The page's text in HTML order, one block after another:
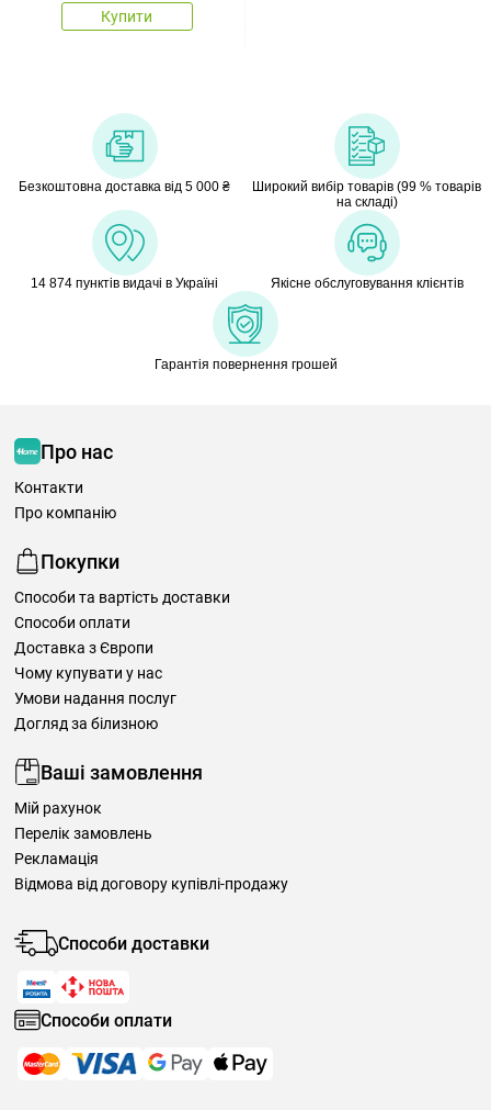
Купити
Безкоштовна доставка від 5 000 ₴
Широкий вибір товарів (99 % товарів
на складі)
14 874 пунктів видачі в Україні Якісне обслуговування клієнтів
Гарантія повернення грошей
Про нас
Контакти
Про компанію
Покупки
Способи та вартість доставки
Способи оплати
Доставка з Європи
Чому купувати у нас
Умови надання послуг
Догляд за білизною
Ваші замовлення
Мій рахунок
Перелік замовлень
Рекламація
Відмова від договору купівлі-продажу
Способи доставки
Способи оплати